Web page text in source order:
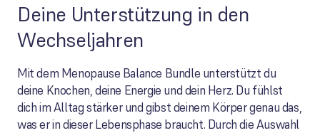
Deine Unterstützung in den
Wechseljahren
Mit dem Menopause Balance Bundle unterstützt du
deine Knochen, deine Energie und dein Herz. Du fühlst
dich im Alltag stärker und gibst deinem Körper genau das,
was er in dieser Lebensphase braucht. Durch die Auswahl